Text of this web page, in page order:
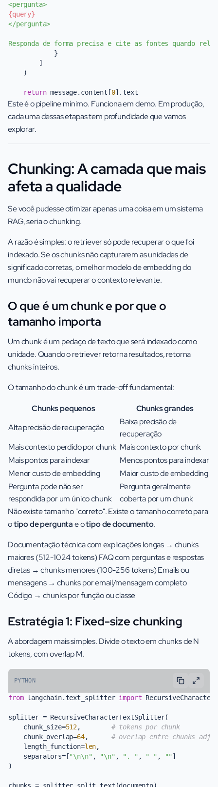
<pergunta>
{query}
</pergunta>
Responda de forma precisa e cite as fontes quando
            }
        ]
    )
return message.content[0
Este é o pipeline mínimo. Funciona em demo. Em produção,
cada uma dessas etapas tem profundidade que vamos
explorar.
Chunking: A camada que mais
afeta a qualidade
Se você pudesse otimizar apenas uma coisa em um sistema
RAG, seria o chunking.
A razão é simples: o retriever só pode recuperar o que foi
indexado. Se os chunks não capturarem as unidades de
significado corretas, o melhor modelo de embedding do
mundo não vai recuperar o contexto relevante.
O que é um chunk e por que o
tamanho importa
Um chunk é um pedaço de texto que será indexado como
unidade. Quando o retriever retorna resultados, retorna
chunks inteiros.
O tamanho do chunk é um trade-off fundamental:
Chunks pequenos
Chunks grandes
Alta precisão de recuperação
Baixa precisão de
recuperação
Mais contexto perdido por chunk Mais contexto por chunk
Mais pontos para indexar
Menos pontos para indexar
Menor custo de embedding
Maior custo de embedding
Pergunta pode não ser
respondida por um único chunk
Pergunta geralmente
coberta por um chunk
Não existe tamanho "correto". Existe o tamanho correto para
otipo de perguntae otipo de documento.
Documentação técnica com explicações longas → chunks
maiores (512-1024 tokens) FAQ com perguntas e respostas
diretas → chunks menores (100-256 tokens) Emails ou
mensagens → chunks por email/mensagem completo
Código → chunks por função ou classe
Estratégia 1: Fixed-size chunking
A abordagem mais simples. Divide o texto em chunks de N
tokens, com overlap M.
PYTHON
from langchain.text_splitter import
splitter = RecursiveCharacterTextSplitter(
    chunk_size=
512, # tokens por chunk
    chunk_overlap=
64, # overlap entre chunks
    length_function=
len,
    separators=[
"\n\n" , "\n" , ". " , " " , "" ]
)